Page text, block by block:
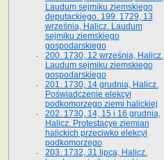
Laudum sejmiku ziemskiego
deputackiego. 199. 1729, 13
września, Halicz. Laudum
sejmiku ziemskiego
gospodarskiego
200. 1730, 12 września, Halicz.
Laudum sejmiku ziemskiego
gospodarskiego
201. 1730, 14 grudnia, Halicz.
Poświadczenie elekcyi
podkomorzego ziemi halickiej
202. 1730, 14, 15 i 16 grudnia,
Halicz. Protestacye ziemian
halickich przeciwko elekcyi
podkomorzego
203. 1732, 31 lipca, Halicz.